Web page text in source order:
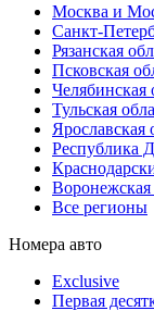
Москва и
Санкт-
Рязанская
Псковская
Челябинская
Тульская
Ярославская
Республика
Воронежская
Все регионы
Номера авто
Exclusive
Первая